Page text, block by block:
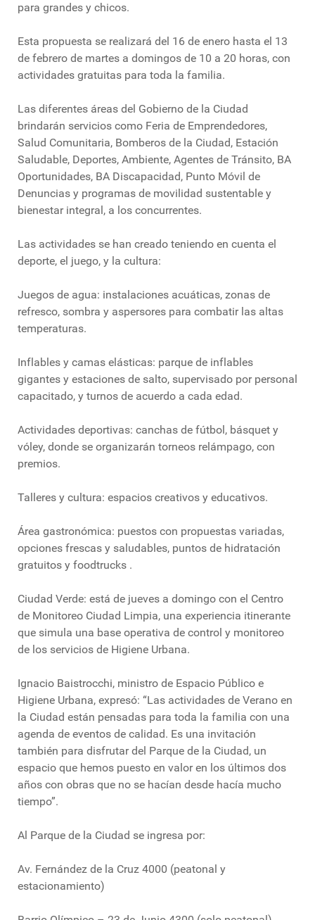
para grandes y chicos.
Esta propuesta se realizará del 16 de enero hasta el 13
de febrero de martes a domingos de 10 a 20 horas, con
actividades gratuitas para toda la familia.
Las diferentes áreas del Gobierno de la Ciudad
brindarán servicios como Feria de Emprendedores,
Salud Comunitaria, Bomberos de la Ciudad, Estación
Saludable, Deportes, Ambiente, Agentes de Tránsito, BA
Oportunidades, BA Discapacidad, Punto Móvil de
Denuncias y programas de movilidad sustentable y
bienestar integral, a los concurrentes.
Las actividades se han creado teniendo en cuenta el
deporte, el juego, y la cultura:
Juegos de agua: instalaciones acuáticas, zonas de
refresco, sombra y aspersores para combatir las altas
temperaturas.
Inflables y camas elásticas: parque de inflables
gigantes y estaciones de salto, supervisado por personal
capacitado, y turnos de acuerdo a cada edad.
Actividades deportivas: canchas de fútbol, básquet y
vóley, donde se organizarán torneos relámpago, con
premios.
Talleres y cultura: espacios creativos y educativos.
Área gastronómica: puestos con propuestas variadas,
opciones frescas y saludables, puntos de hidratación
gratuitos y foodtrucks .
Ciudad Verde: está de jueves a domingo con el Centro
de Monitoreo Ciudad Limpia, una experiencia itinerante
que simula una base operativa de control y monitoreo
de los servicios de Higiene Urbana.
Ignacio Baistrocchi, ministro de Espacio Público e
Higiene Urbana, expresó: “Las actividades de Verano en
la Ciudad están pensadas para toda la familia con una
agenda de eventos de calidad. Es una invitación
también para disfrutar del Parque de la Ciudad, un
espacio que hemos puesto en valor en los últimos dos
años con obras que no se hacían desde hacía mucho
tiempo”.
Al Parque de la Ciudad se ingresa por:
Av. Fernández de la Cruz 4000 (peatonal y
estacionamiento)